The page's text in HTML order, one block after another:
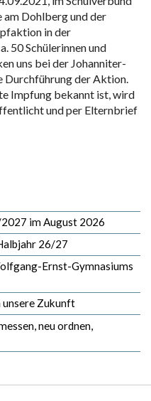
am Dohlberg und der
in der
50 Schülerinnen und
uns bei der Johanniter-
der Aktion.
Impfung bekannt ist, wird
und per Elternbrief
im August 2026
26/27
Ernst-Gymnasiums
Zukunft
neu ordnen,